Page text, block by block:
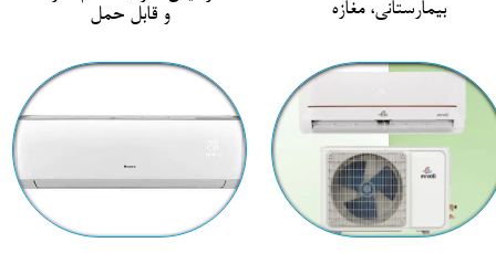
بیمارستانی، مغازه
و قابل حمل